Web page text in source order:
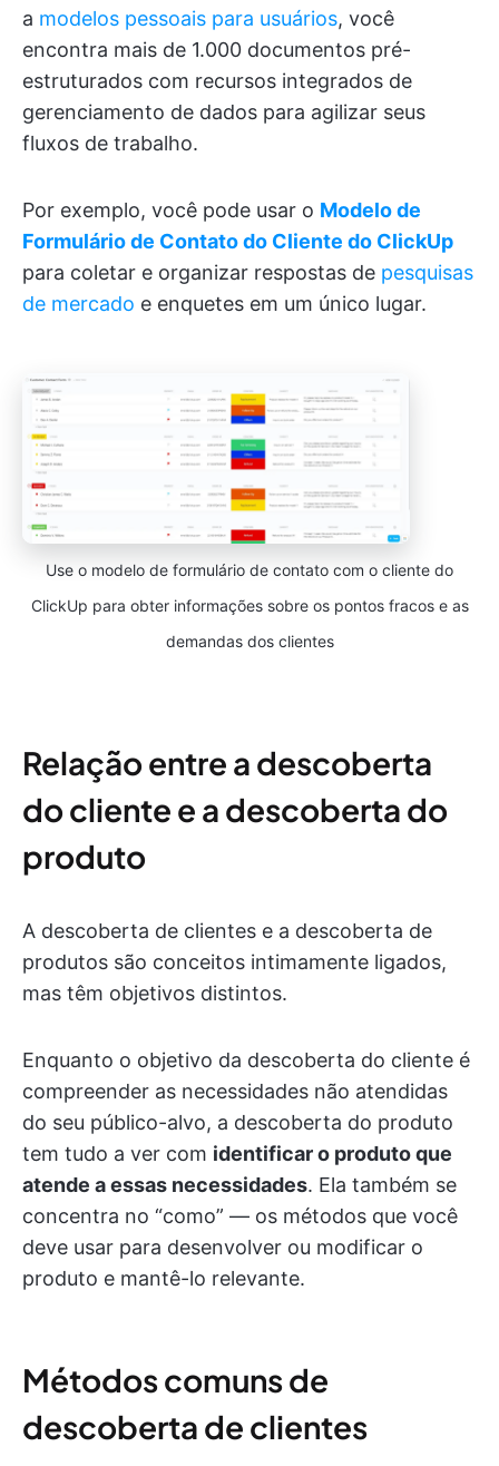
a modelos pessoais para usuários, você
encontra mais de 1.000 documentos pré-
estruturados com recursos integrados de
gerenciamento de dados para agilizar seus
fluxos de trabalho.
Por exemplo, você pode usar o Modelo de
Formulário de Contato do Cliente do ClickUp
para coletar e organizar respostas de pesquisas
de mercado e enquetes em um único lugar.
Use o modelo de formulário de contato com o cliente do
ClickUp para obter informações sobre os pontos fracos e as
demandas dos clientes
Relação entre a descoberta
do cliente e a descoberta do
produto
A descoberta de clientes e a descoberta de
produtos são conceitos intimamente ligados,
mas têm objetivos distintos.
Enquanto o objetivo da descoberta do cliente é
compreender as necessidades não atendidas
do seu público-alvo, a descoberta do produto
tem tudo a ver com identificar o produto que
atende a essas necessidades. Ela também se
concentra no “como” — os métodos que você
deve usar para desenvolver ou modificar o
produto e mantê-lo relevante.
Métodos comuns de
descoberta de clientes